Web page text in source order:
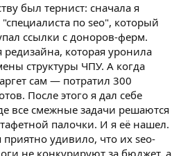
был тернист: сначала я
по seo", который
ссылки с доноров-ферм.
которая уронила
структуры ЧПУ. А когда
сам — потратил 300
После этого я дал себе
все смежные задачи решаются
палочки. И я её нашел.
удивило, что их seo-
не конкурируют за бюджет, а